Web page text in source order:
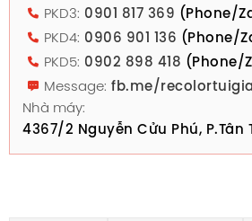
PKD3: 0901 817 369 (Phone/
PKD4: 0906 901 136 (Phone/
PKD5: 0902 898 418 (Phone/
Message: fb.me/
Nhà máy:
4367/2 Nguyễn Cửu Phú, P.Tân